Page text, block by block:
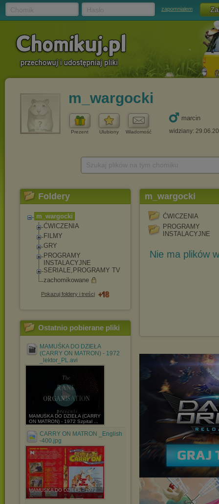
zapomniałem
m_wargocki
Prezent Ulubiony Wiadomość
marcin
widziany:
Foldery
m_wargocki
ĆWICZENIA
FILMY
GRY
PROGRAMY
INSTALACYJNE
SERIALE,PROGRAMY TV
zachomikowane
Pokazuj foldery i treści
Ostatnio pobierane pliki
MAMUŚKA DO DZIEŁA
(CARRY ON MATRON) - 1972
_lektor_PL.avi
MAMUŚKA DO DZIEŁA (CARRY
ON MATRON) - 1972 Szpital ...
CARRY ON MATRON _English
-400.jpg
MAMUŚKA DO DZIEŁA - 1972
...
m_wargocki
ĆWICZENIA
PROGRAMY
INSTALACYJNE
Nie ma plików